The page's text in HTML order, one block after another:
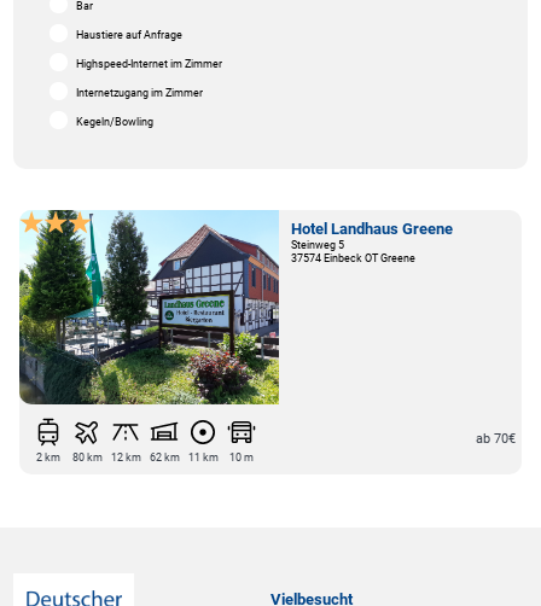
Hotel Landhaus Greene
Steinweg 5
37574 Einbeck OT Greene
2 km 80 km 12 km 62 km 11 km 10 m
ab 70€
Bar
Haustiere auf Anfrage
Highspeed-Internet im Zimmer
Internetzugang im Zimmer
Kegeln/Bowling
Vielbesucht